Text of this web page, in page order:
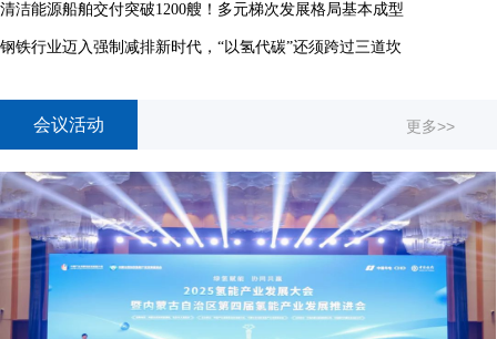
清洁能源船舶交付突破1200艘！多元梯次发展格局基本成型
钢铁行业迈入强制减排新时代，“以氢代碳”还须跨过三道坎
会议活动 更多>>